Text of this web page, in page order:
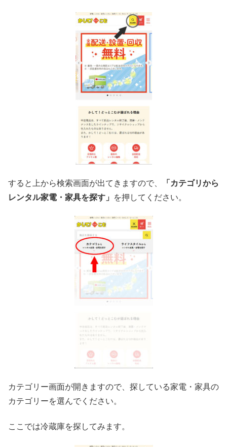
すると上から検索画面が出てきますので、
「カテゴリから
レンタル家電・家具を探す」
を押してください。
カテゴリー画面が開きますので、探している家電・家具の
カテゴリーを選んでください。
ここでは冷蔵庫を探してみます。